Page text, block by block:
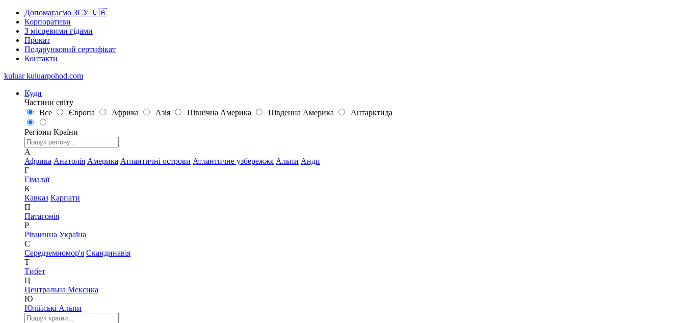
Допомагаємо ЗСУ 🇺🇦
Корпоративи
З місцевими гідами
Прокат
Подарунковий сертифікат
Контакти
kuluar kuluarpohod.com
Куди
Частини світу
Все
Європа Африка Азія Північна Америка Південна Америка Антарктида
Регіони Країни
А
Африка Анатолія Америка Атлантичні острови Атлантичне узбережжя Альпи Анди
Г
Гімалаї
К
Кавказ Карпати
П
Патагонія
Р
Рівнинна Україна
С
Середземномор'я Скандинавія
Т
Тибет
Ц
Центральна Мексика
Ю
Юлійські Альпи